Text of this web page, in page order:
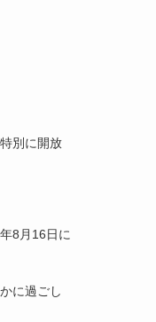
別に開放
8月16日に
に過ごし